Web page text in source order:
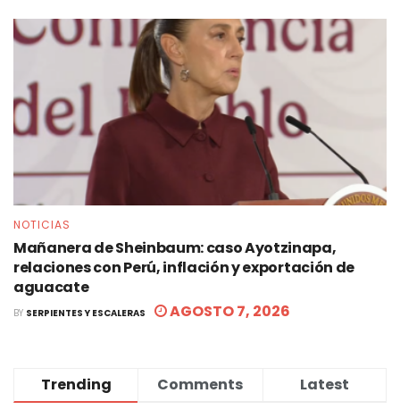
NOTICIAS
Mañanera de Sheinbaum: caso Ayotzinapa,
relaciones con Perú, inflación y exportación de
aguacate
BY SERPIENTES Y ESCALERAS AGOSTO 7, 2026
Trending Comments Latest